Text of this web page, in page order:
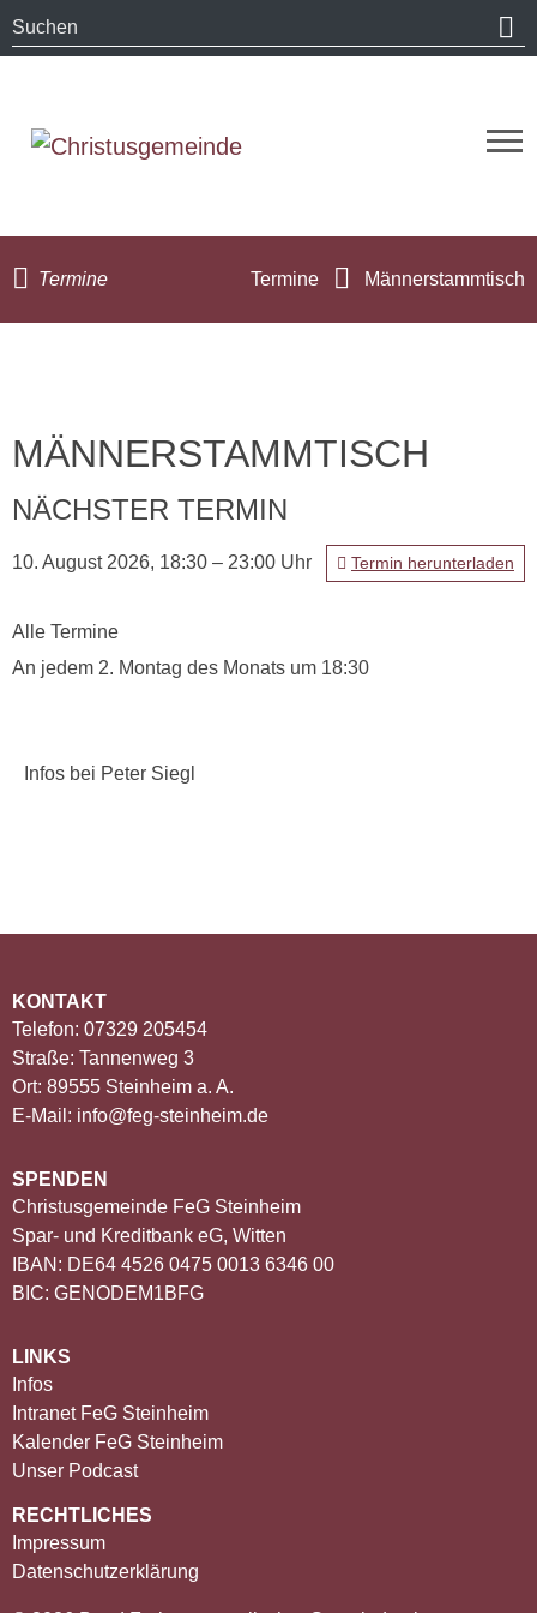
Termine Termine Männerstammtisch
MÄNNERSTAMMTISCH
NÄCHSTER TERMIN
10. August 2026, 18:30 – 23:00 Uhr Termin herunterladen
Alle Termine
An jedem 2. Montag des Monats um 18:30
Infos bei Peter Siegl
KONTAKT
Telefon: 07329 205454
Straße: Tannenweg 3
Ort: 89555 Steinheim a. A.
E-Mail: info@feg-steinheim.de
SPENDEN
Christusgemeinde FeG Steinheim
Spar- und Kreditbank eG, Witten
IBAN: DE64 4526 0475 0013 6346 00
BIC: GENODEM1BFG
LINKS
Infos
Intranet FeG Steinheim
Kalender FeG Steinheim
Unser Podcast
RECHTLICHES
Impressum
Datenschutzerklärung